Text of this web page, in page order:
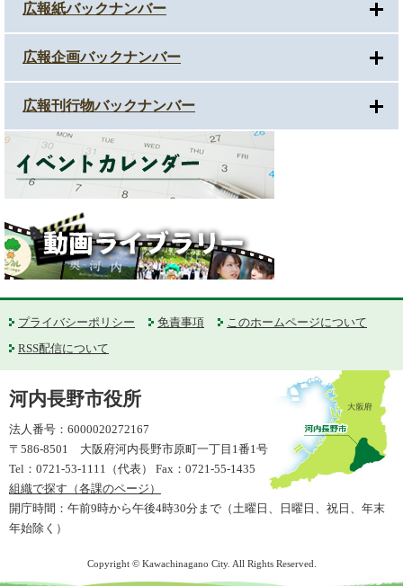
広報紙バックナンバー
広報企画バックナンバー
広報刊行物バックナンバー
プライバシーポリシー 免責事項
このホームページについて
RSS配信について
河内長野市役所
法人番号：6000020272167
〒586-8501 大阪府河内長野市原町一丁目1番1号
Tel：0721-53-1111（代表） Fax：0721-55-1435
組織で探す（各課のページ）
開庁時間：午前9時から午後4時30分まで（土曜日、日曜日、祝日、年末
年始除く）
Copyright © Kawachinagano City. All Rights Reserved.